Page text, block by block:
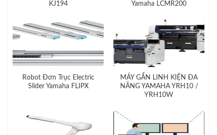
KJ194
Yamaha LCMR200
Robot Đơn Trục Electric
Slider Yamaha FLIPX
MÁY GẮN LINH KIỆN ĐA
NĂNG YAMAHA YRH10 /
YRH10W